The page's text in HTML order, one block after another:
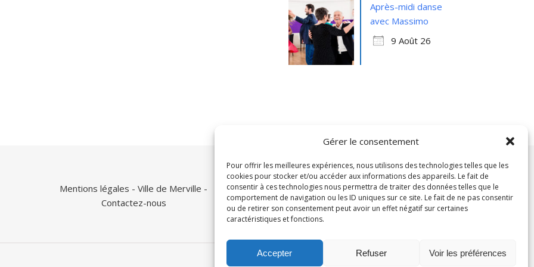
Gérer le consentement
Pour offrir les meilleures expériences, nous utilisons des technologies telles que les
cookies pour stocker et/ou accéder aux informations des appareils. Le fait de
consentir à ces technologies nous permettra de traiter des données telles que le
comportement de navigation ou les ID uniques sur ce site. Le fait de ne pas consentir
ou de retirer son consentement peut avoir un effet négatif sur certaines
caractéristiques et fonctions.
Accepter Refuser Voir les préférences
Après-midi danse
avec Massimo
9 Août 26
Mentions légales - Ville de Merville -
Contactez-nous